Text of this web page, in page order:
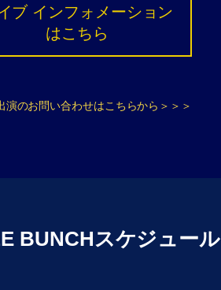
ブ インフォメーション
はこちら
演のお問い合わせはこちらから＞＞＞
BUNCHスケジュール